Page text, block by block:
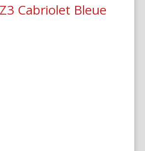
Cabriolet Bleue